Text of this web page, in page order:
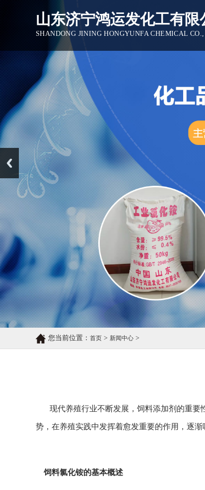
山东济宁鸿运发化工有限
SHANDONG JINING HONGYUNFA CHEMICAL
您当前位置： 首页 > 新闻中心 >
现代养殖行业不断发展，饲料添加剂的重
势，在养殖实践中发挥着愈发重要的作用，逐渐
饲料氯化铵的基本概述